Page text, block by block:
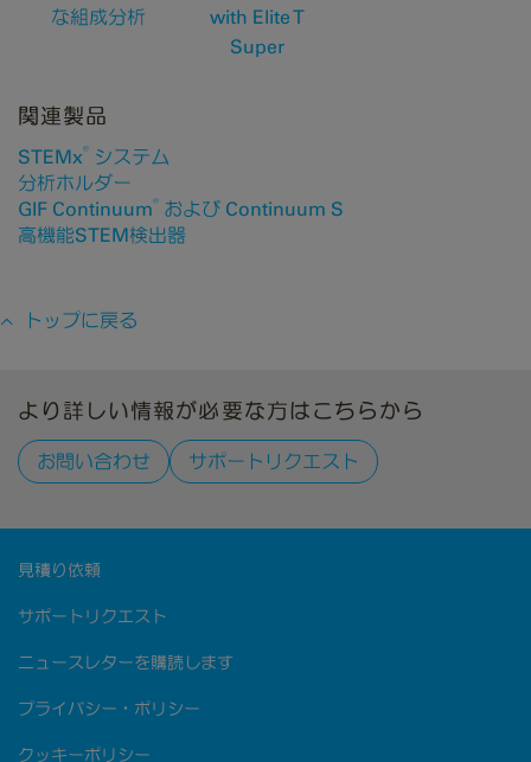
な組成分析
with Elite T
Super
関連製品
STEMx® システム
分析ホルダー
GIF Continuum® および Continuum S
高機能STEM検出器
トップに戻る
より詳しい情報が必要な方はこちらから
お問い合わせ サポートリクエスト
見積り依頼
サポートリクエスト
ニュースレターを購読します
プライバシー・ポリシー
クッキーポリシー